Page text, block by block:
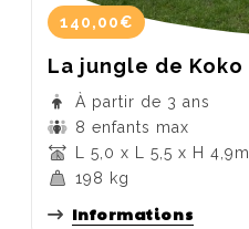
140,00€
La jungle de Koko
À partir de 3 ans
8 enfants max
L 5,0 x L 5,5 x H 4,9m
198 kg
Informations